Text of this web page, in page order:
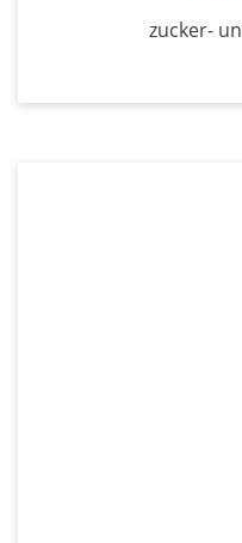
zucker-